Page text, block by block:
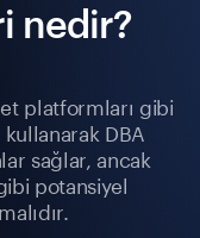
nedir?
platformları gibi
DBA
sağlar, ancak
potansiyel